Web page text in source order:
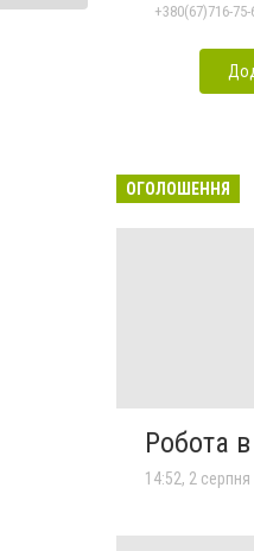
+380(67)716-75-
ОГОЛОШЕННЯ
Робота
14:52, 2 серпня